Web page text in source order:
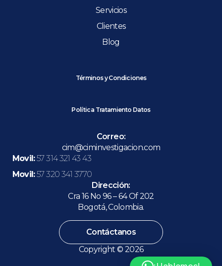
Servicios
Clientes
Blog
Términos y Condiciones
Política Tratamiento Datos
Correo:
cim@ciminvestigacion.com
Movil:57 314 321 43 43
Movil:57 320 341 3770
Dirección:
Cra 16 No 96 – 64 Of 202
Bogotá, Colombia.
Contáctanos
Copyright © 2026